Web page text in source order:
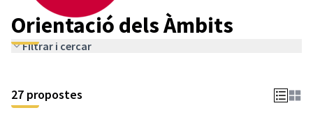
Orientació dels Àmbits
Filtrar i cercar
27 propostes